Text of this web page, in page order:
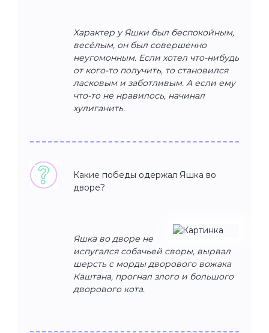
Характер у Яшки был беспокойным,
весёлым, он был совершенно
неугомонным. Если хотел что-нибудь
от кого-то получить, то становился
ласковым и заботливым. А если ему
что-то не нравилось, начинал
хулиганить.
Какие победы одержал Яшка во
дворе?
Яшка во дворе не
испугался собачьей своры, вырвал
шерсть с морды дворового вожака
Каштана, прогнал злого и большого
дворового кота.